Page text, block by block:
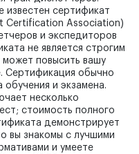
известен сертификат
Certification Association)
и экспедиторов
не является строгим
повысить вашу
Сертификация обычно
и экзамена.
несколько
стоимость полного
демонстрирует
вы знакомы с лучшими
и умеете